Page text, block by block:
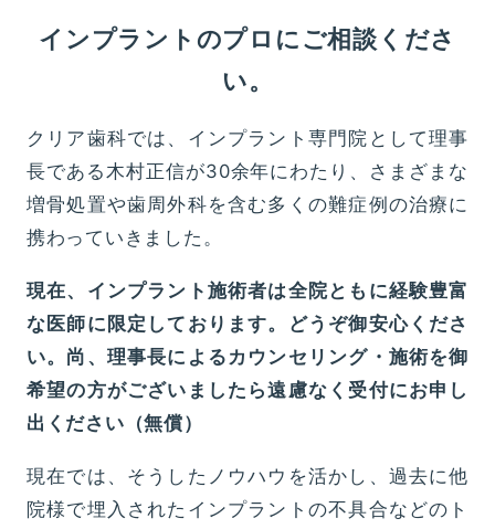
インプラントのプロにご相談くださ
い。
クリア歯科では、インプラント専門院として理事
長である木村正信が30余年にわたり、さまざまな
増骨処置や歯周外科を含む多くの難症例の治療に
携わっていきました。
現在、インプラント施術者は全院ともに経験豊富
な医師に限定しております。どうぞ御安心くださ
い。尚、理事長によるカウンセリング・施術を御
希望の方がございましたら遠慮なく受付にお申し
出ください（無償）
現在では、そうしたノウハウを活かし、過去に他
院様で埋入されたインプラントの不具合などのト